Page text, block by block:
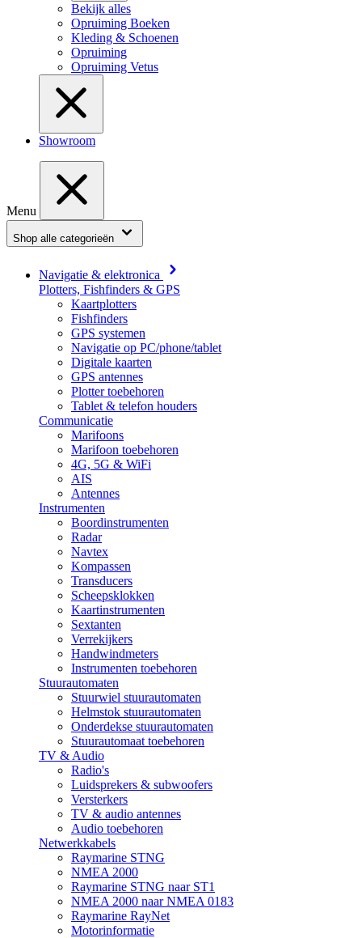
Bekijk alles
Opruiming Boeken
Kleding & Schoenen
Opruiming
Opruiming Vetus
Showroom
Menu
Shop alle categorieën
Navigatie & elektronica
Plotters, Fishfinders & GPS
Kaartplotters
Fishfinders
GPS systemen
Navigatie op PC/phone/tablet
Digitale kaarten
GPS antennes
Plotter toebehoren
Tablet & telefon houders
Communicatie
Marifoons
Marifoon toebehoren
4G, 5G & WiFi
AIS
Antennes
Instrumenten
Boordinstrumenten
Radar
Navtex
Kompassen
Transducers
Scheepsklokken
Kaartinstrumenten
Sextanten
Verrekijkers
Handwindmeters
Instrumenten toebehoren
Stuurautomaten
Stuurwiel stuurautomaten
Helmstok stuurautomaten
Onderdekse stuurautomaten
Stuurautomaat toebehoren
TV & Audio
Radio's
Luidsprekers & subwoofers
Versterkers
TV & audio antennes
Audio toebehoren
Netwerkkabels
Raymarine STNG
NMEA 2000
Raymarine STNG naar ST1
NMEA 2000 naar NMEA 0183
Raymarine RayNet
Motorinformatie